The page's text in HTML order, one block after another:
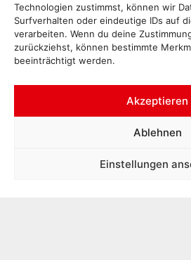
Technologien zustimmst, können wir
Surfverhalten oder eindeutige IDs auf
verarbeiten. Wenn du deine
zurückziehst, können bestimmte
beeinträchtigt werden.
Akzeptieren
Ablehnen
Einstellungen